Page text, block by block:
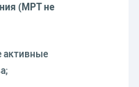
(МРТ не
активные